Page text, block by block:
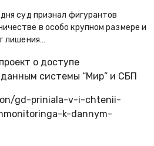
суд признал фигурантов
в особо крупном размере и
лишения…
о доступе
системы “Мир” и СБП
gd-priniala-v-i-chtenii-
k-dannym-